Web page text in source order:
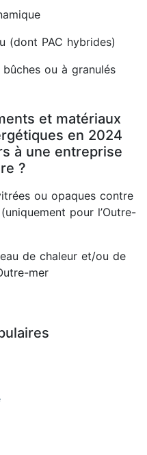
(dont PAC hybrides)
ou à granulés
et matériaux
en 2024
à une entreprise
?
ou opaques contre
pour l’Outre-
de chaleur et/ou de
mer